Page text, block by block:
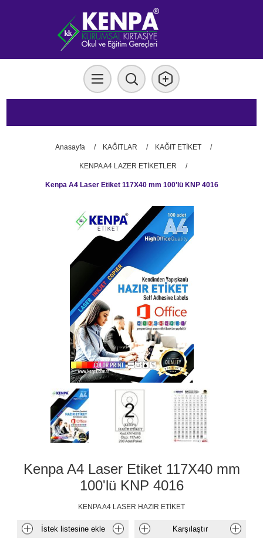
Anasayfa / KAĞITLAR / KAĞIT ETİKET /
KENPA A4 LAZER ETİKETLER /
Kenpa A4 Laser Etiket 117X40 mm 100'lü KNP 4016
Kenpa A4 Laser Etiket 117X40 mm
100'lü KNP 4016
KENPA A4 LASER HAZIR ETİKET